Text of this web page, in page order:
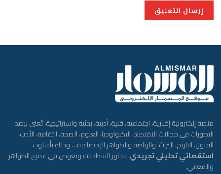
منصة إلكترونية إخبارية، اجتماعية، فنية، أدبية، بحثية واستراتيجية، تُعنى برصد
التطورات في مجالات الاقتصاد، التكنولوجيا، العلوم، الصحة، الثقافة، الأدب،
الفنون، التاريخ، التراث، والرياضة والظواهر الإجتماعية… وذلك بأسلوب
استقصائي تحليلي تجريدي، يتجاوز السطحيات ويغوص في عمق الظواهر
والمعاني.